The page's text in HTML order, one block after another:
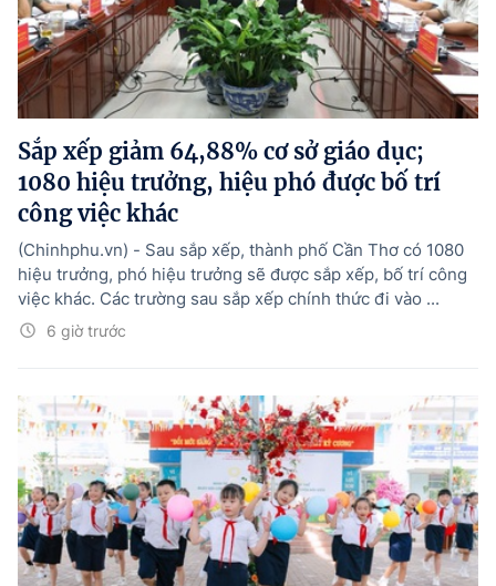
Sắp xếp giảm 64,88% cơ sở giáo dục;
1080 hiệu trưởng, hiệu phó được bố trí
công việc khác
6 giờ trước
(Chinhphu.vn) - Sau sắp xếp, thành phố Cần Thơ có 1080
hiệu trưởng, phó hiệu trưởng sẽ được sắp xếp, bố trí công
việc khác. Các trường sau sắp xếp chính thức đi vào ...